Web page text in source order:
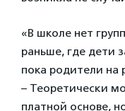
«В школе нет
раньше, где дети
пока родители на
– Теоретически
платной основе,